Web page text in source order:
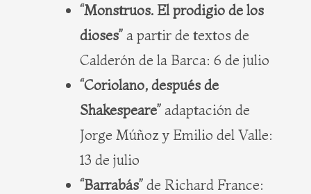
“Monstruos. El prodigio de los
dioses” a partir de textos de
Calderón de la Barca: 6 de julio
“Coriolano, después de
Shakespeare” adaptación de
Jorge Múñoz y Emilio del Valle:
13 de julio
“Barrabás” de Richard France: